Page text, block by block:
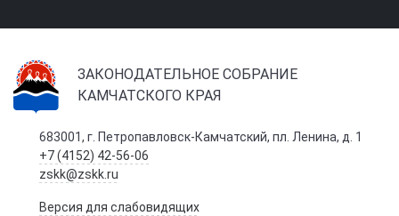
ЗАКОНОДАТЕЛЬНОЕ СОБРАНИЕ
КАМЧАТСКОГО КРАЯ
683001, г. Петропавловск-Камчатский, пл. Ленина, д. 1
+7 (4152) 42-56-06
zskk@zskk.ru
Версия для слабовидящих